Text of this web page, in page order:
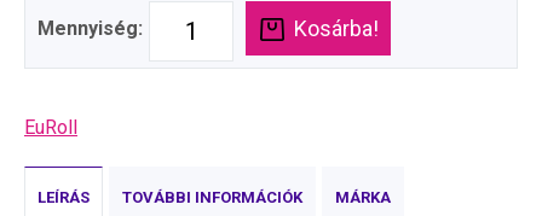
Mennyiség: Kosárba!
EuRoll
LEÍRÁS TOVÁBBI INFORMÁCIÓK MÁRKA